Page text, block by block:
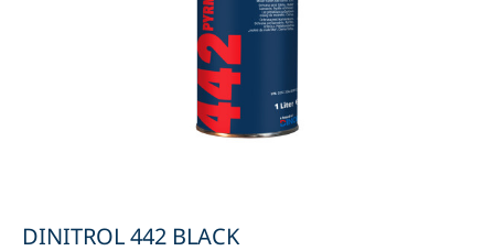
DINITROL 442 BLACK